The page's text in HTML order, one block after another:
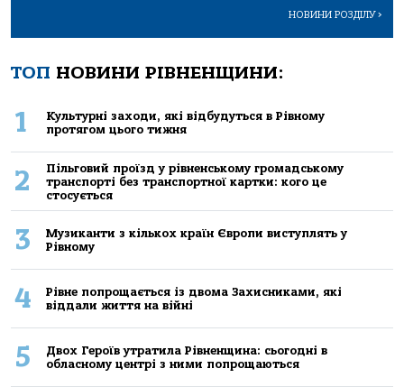
НОВИНИ РОЗДІЛУ>
ТОП НОВИНИ РІВНЕНЩИНИ:
1
Культурні заходи, які відбудуться в Рівному
протягом цього тижня
2
Пільговий проїзд у рівненському громадському
транспорті без транспортної картки: кого це
стосується
3
Музиканти з кількох країн Європи виступлять у
Рівному
4
Рівне попрощається із двома Захисниками, які
віддали життя на війні
5
Двох Героїв утратила Рівненщина: сьогодні в
обласному центрі з ними попрощаються